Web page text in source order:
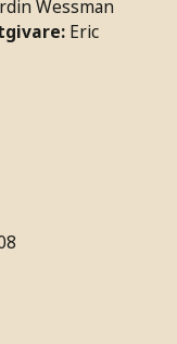
Wessman
Eric